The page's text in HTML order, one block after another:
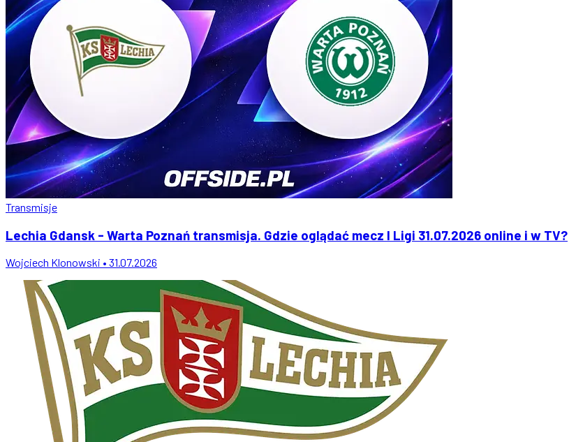
Transmisje
Lechia Gdansk - Warta Poznań transmisja. Gdzie oglądać mecz I Ligi 31.07.2026 online i w TV?
Wojciech Klonowski • 31.07.2026